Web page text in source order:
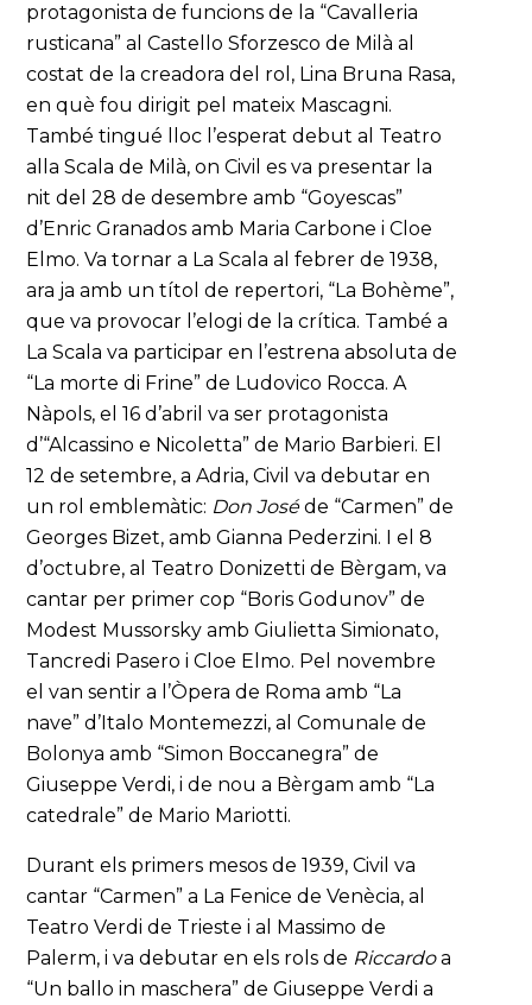
protagonista de funcions de la “Cavalleria
rusticana” al Castello Sforzesco de Milà al
costat de la creadora del rol, Lina Bruna Rasa,
en què fou dirigit pel mateix Mascagni.
També tingué lloc l’esperat debut al Teatro
alla Scala de Milà, on Civil es va presentar la
nit del 28 de desembre amb “Goyescas”
d’Enric Granados amb Maria Carbone i Cloe
Elmo. Va tornar a La Scala al febrer de 1938,
ara ja amb un títol de repertori, “La Bohème”,
que va provocar l’elogi de la crítica. També a
La Scala va participar en l’estrena absoluta de
“La morte di Frine” de Ludovico Rocca. A
Nàpols, el 16 d’abril va ser protagonista
d’“Alcassino e Nicoletta” de Mario Barbieri. El
12 de setembre, a Adria, Civil va debutar en
un rol emblemàtic: Don Joséde “Carmen” de
Georges Bizet, amb Gianna Pederzini. I el 8
d’octubre, al Teatro Donizetti de Bèrgam, va
cantar per primer cop “Boris Godunov” de
Modest Mussorsky amb Giulietta Simionato,
Tancredi Pasero i Cloe Elmo. Pel novembre
el van sentir a l’Òpera de Roma amb “La
nave” d’Italo Montemezzi, al Comunale de
Bolonya amb “Simon Boccanegra” de
Giuseppe Verdi, i de nou a Bèrgam amb “La
catedrale” de Mario Mariotti.
Durant els primers mesos de 1939, Civil va
cantar “Carmen” a La Fenice de Venècia, al
Teatro Verdi de Trieste i al Massimo de
Palerm, i va debutar en els rols de Riccardoa
“Un ballo in maschera” de Giuseppe Verdi a